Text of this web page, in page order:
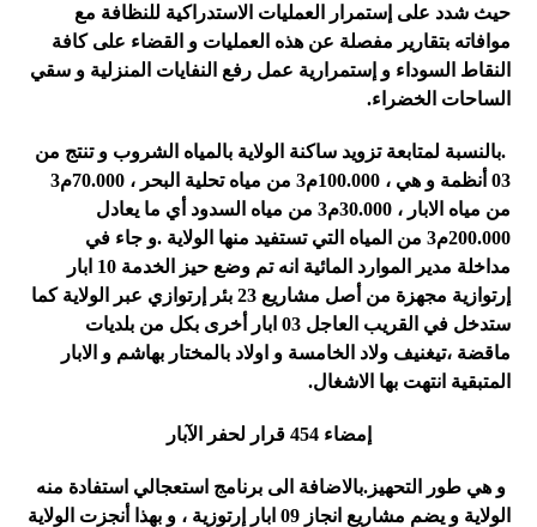
حيث شدد على إستمرار العمليات الاستدراكية للنظافة مع
موافاته بتقارير مفصلة عن هذه العمليات و القضاء على كافة
النقاط السوداء و إستمرارية عمل رفع النفايات المنزلية و سقي
الساحات الخضراء.
.بالنسبة لمتابعة تزويد ساكنة الولاية بالمياه الشروب و تنتج من
03 أنظمة و هي ، 100.000م3 من مياه تحلية البحر ، 70.000م3
من مياه الابار ، 30.000م3 من مياه السدود أي ما يعادل
200.000م3 من المياه التي تستفيد منها الولاية
.و جاء في
مداخلة مدير الموارد المائية انه تم وضع حيز الخدمة 10 ابار
إرتوازية مجهزة من أصل مشاريع 23 بئر إرتوازي عبر الولاية كما
ستدخل في القريب العاجل 03 ابار أخرى بكل من بلديات
ماقضة ،تيغنيف ولاد الخامسة و اولاد بالمختار بهاشم و الابار
المتبقية انتهت بها الاشغال.
إمضاء 454 قرار لحفر الآبار
و هي طور التحهيز.بالاضافة الى برنامج استعجالي استفادة منه
الولاية و يضم مشاريع انجاز 09 ابار إرتوزية ، و بهذا أنجزت الولاية